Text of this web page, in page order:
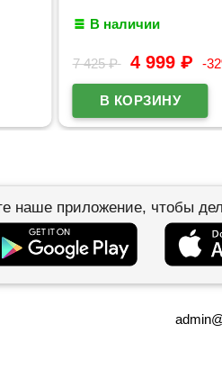
В наличии
7 425₽ 4 999 ₽ -
наше приложение, чтобы